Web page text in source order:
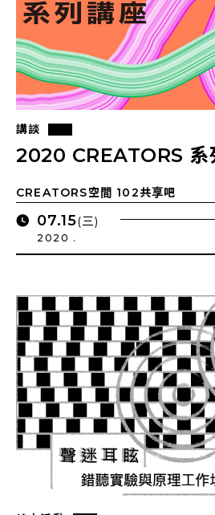
講談
2020 CREATORS 系
CREATORS空間 102共享吧
07.15(三)
2020 .